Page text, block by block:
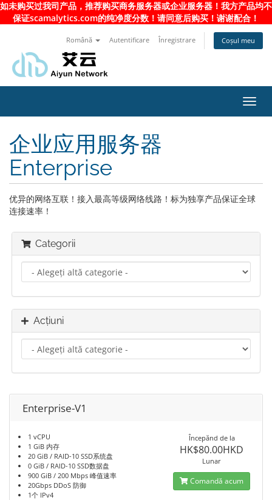
如未购买过我司产品，推荐购买商务服务器或企业服务器！我方产品均不
保证scamalytics.com的纯净度分数！请同意后购买！谢谢配合！
Română Autentificare Înregistrare Coșul meu
企业应用服务器
Enterprise
优异的网络互联！接入最高等级网络线路！标为独享产品保证全球
连接速率！
Categorii
Acțiuni
Enterprise-V1
1 vCPU
1 GiB 内存
20 GiB / RAID-10 SSD系统盘
0 GiB / RAID-10 SSD数据盘
900 GiB / 200 Mbps 峰值速率
20Gbps DDoS 防御
1个 IPv4
Începănd de la
HK$80.00HKD
Lunar
Comandă acum